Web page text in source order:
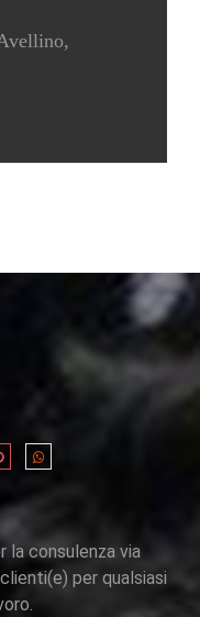
la consulenza via
per qualsiasi